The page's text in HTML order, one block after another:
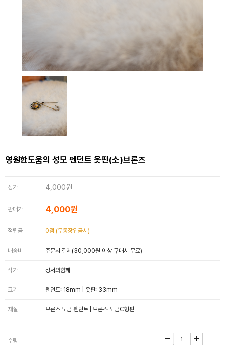
영원한도움의 성모 펜던트 옷핀(소)브론즈
정가 4,000원
판매가 4,000원
적립금 0점 (무통장입금시)
배송비 주문시 결제(30,000원 이상 구매시 무료)
작가 성서와함께
크기 펜던트: 18mm | 옷핀: 33mm
재질 브론즈 도금 펜던트 | 브론즈 도금C형핀
수량